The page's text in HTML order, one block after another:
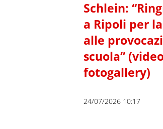
Schlein:
a Ripoli per
alle
scuola”
fotogallery)
24/07/2026 10:17